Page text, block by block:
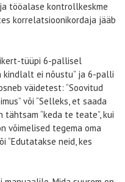
tööalase kontrollkeskme
korrelatsioonikordaja jääb
tüüpi 6-pallisel
kindlalt ei nõustu” ja 6-palli
väidetest: “Soovitud
või “Selleks, et saada
“keda te teate”, kui
võimelised tegema oma
“Edutatakse neid, kes